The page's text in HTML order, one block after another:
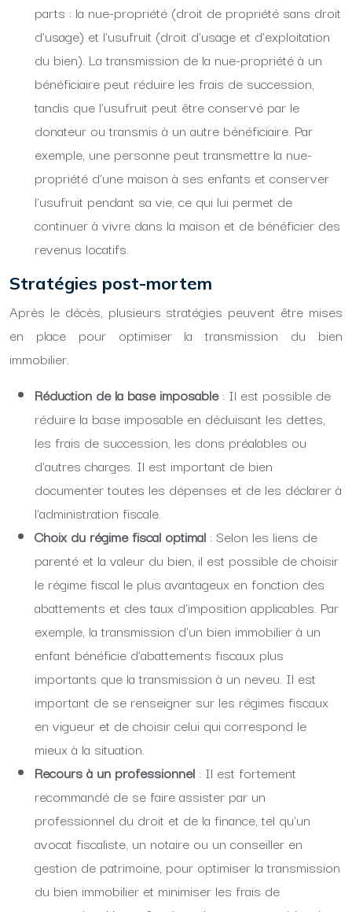
parts : la nue-propriété (droit de propriété sans droit
d’usage) et l’usufruit (droit d’usage et d’exploitation
du bien). La transmission de la nue-propriété à un
bénéficiaire peut réduire les frais de succession,
tandis que l’usufruit peut être conservé par le
donateur ou transmis à un autre bénéficiaire. Par
exemple, une personne peut transmettre la nue-
propriété d’une maison à ses enfants et conserver
l’usufruit pendant sa vie, ce qui lui permet de
continuer à vivre dans la maison et de bénéficier des
revenus locatifs.
Stratégies post-mortem
Après le décès, plusieurs stratégies peuvent être mises
en place pour optimiser la transmission du bien
immobilier.
Réduction de la base imposable: Il est possible de
réduire la base imposable en déduisant les dettes,
les frais de succession, les dons préalables ou
d’autres charges. Il est important de bien
documenter toutes les dépenses et de les déclarer à
l’administration fiscale.
Choix du régime fiscal optimal : Selon les liens de
parenté et la valeur du bien, il est possible de choisir
le régime fiscal le plus avantageux en fonction des
abattements et des taux d’imposition applicables. Par
exemple, la transmission d’un bien immobilier à un
enfant bénéficie d’abattements fiscaux plus
importants que la transmission à un neveu. Il est
important de se renseigner sur les régimes fiscaux
en vigueur et de choisir celui qui correspond le
mieux à la situation.
Recours à un professionnel : Il est fortement
recommandé de se faire assister par un
professionnel du droit et de la finance, tel qu’un
avocat fiscaliste, un notaire ou un conseiller en
gestion de patrimoine, pour optimiser la transmission
du bien immobilier et minimiser les frais de